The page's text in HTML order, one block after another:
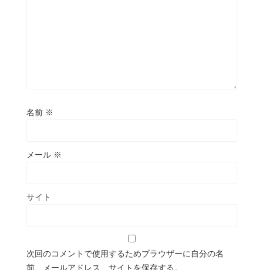
名前 ※
メール ※
サイト
次回のコメントで使用するためブラウザーに自分の名
前、メールアドレス、サイトを保存する。